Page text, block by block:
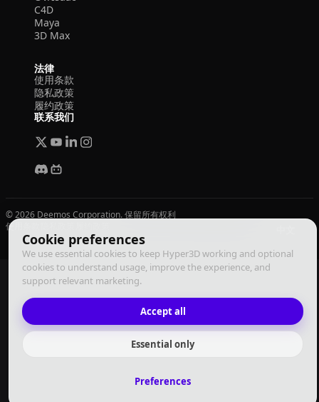
Cookie preferences
We use essential cookies to keep Hyper3D working and optional
cookies to understand usage, improve the experience, and
support relevant marketing.
Accept all
Essential only
Preferences
C4D
Maya
3D Max
法律
使用条款
隐私政策
履约政策
联系我们
© 2026 Deemos Corporation. 保留所有权利
使用条款